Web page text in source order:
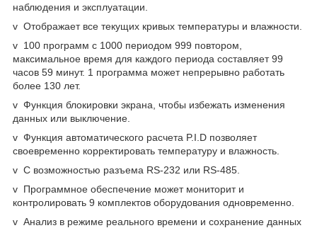
наблюдения и эксплуатации.
v Отображает все текущих кривых температуры и влажности.
v 100 программ с 1000 периодом 999 повтором,
максимальное время для каждого периода составляет 99
часов 59 минут. 1 программа может непрерывно работать
более 130 лет.
v Функция блокировки экрана, чтобы избежать изменения
данных или выключение.
v Функция автоматического расчета P.I.D позволяет
своевременно корректировать температуру и влажность.
v С возможностью разъема RS-232 или RS-485.
v Программное обеспечение может мониторит и
контролировать 9 комплектов оборудования одновременно.
v Анализ в режиме реального времени и сохранение данных